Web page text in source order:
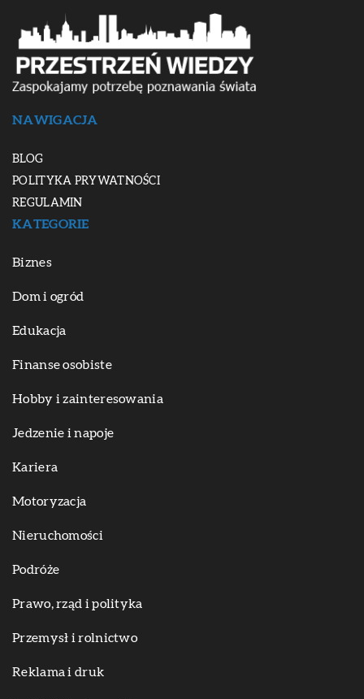
NAWIGACJA
BLOG
POLITYKA PRYWATNOŚCI
REGULAMIN
KATEGORIE
Biznes
Dom i ogród
Edukacja
Finanse osobiste
Hobby i zainteresowania
Jedzenie i napoje
Kariera
Motoryzacja
Nieruchomości
Podróże
Prawo, rząd i polityka
Przemysł i rolnictwo
Reklama i druk